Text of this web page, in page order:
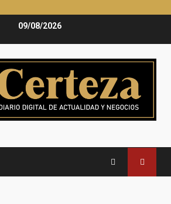
09/08/2026